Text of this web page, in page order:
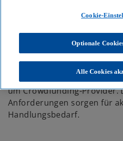
Die Europäische Union hat
Vorschriften zur
Terrorismusfinanzierung
Geldwäscheverordnung
geldwäscherechtlich
um Crowdfunding-Provider.
Anforderungen sorgen für
Handlungsbedarf.
Cookie-
Optionale
Alle Cookies